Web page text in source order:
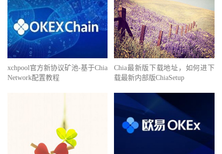
xchpool官方新协议矿池-基于Chia
Network配置教程
Chia最新版下载地址，如何进下
载最新内部版ChiaSetup